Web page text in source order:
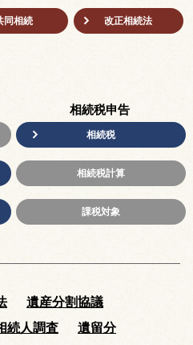
同相続 改正相続法
相続税申告
相続税
相続税計算
課税対象
遺産分割協議
続人調査
遺留分